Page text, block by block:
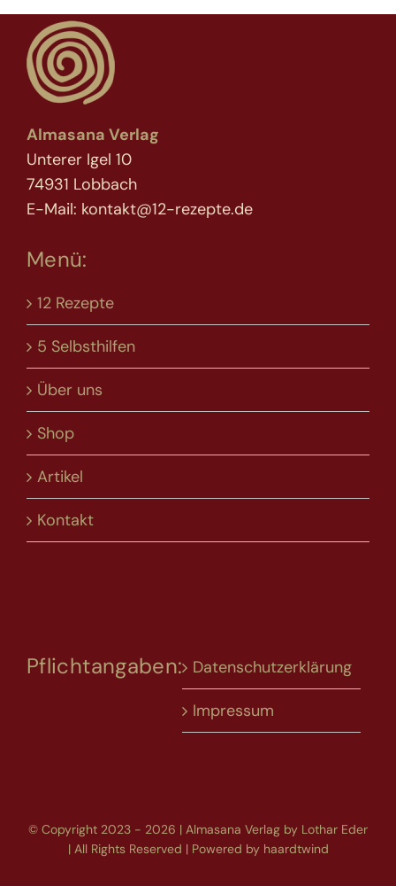
Almasana Verlag
Unterer Igel 10
74931 Lobbach
E-Mail: kontakt@12-rezepte.de
Menü:
12 Rezepte
5 Selbsthilfen
Über uns
Shop
Artikel
Kontakt
Pflichtangaben: Datenschutzerklärung
Impressum
© Copyright 2023 - 2026 | Almasana Verlag by Lothar Eder
| All Rights Reserved | Powered by haardtwind